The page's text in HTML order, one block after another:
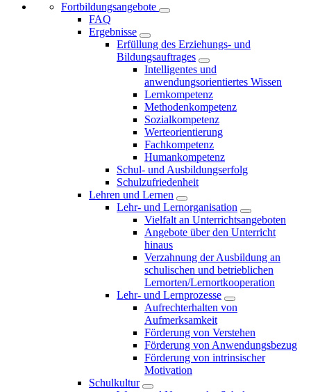
Fortbildungsangebote
FAQ
Ergebnisse
Erfüllung des Erziehungs- und
Bildungsauftrages
Intelligentes und
anwendungsorientiertes Wissen
Lernkompetenz
Methodenkompetenz
Sozialkompetenz
Werteorientierung
Fachkompetenz
Humankompetenz
Schul- und Ausbildungserfolg
Schulzufriedenheit
Lehren und Lernen
Lehr- und Lernorganisation
Vielfalt an Unterrichtsangeboten
Angebote über den Unterricht
hinaus
Verzahnung der Ausbildung an
schulischen und betrieblichen
Lernorten/Lernortkooperation
Lehr- und Lernprozesse
Aufrechterhalten von
Aufmerksamkeit
Förderung von Verstehen
Förderung von Anwendungsbezug
Förderung von intrinsischer
Motivation
Schulkultur